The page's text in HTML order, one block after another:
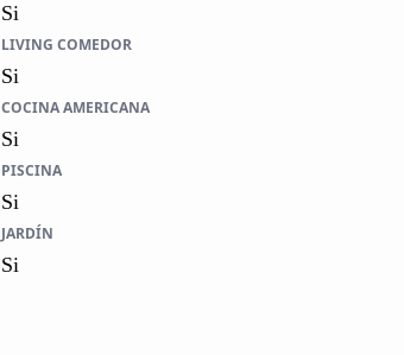
Si
LIVING COMEDOR
Si
COCINA AMERICANA
Si
PISCINA
Si
JARDÍN
Si